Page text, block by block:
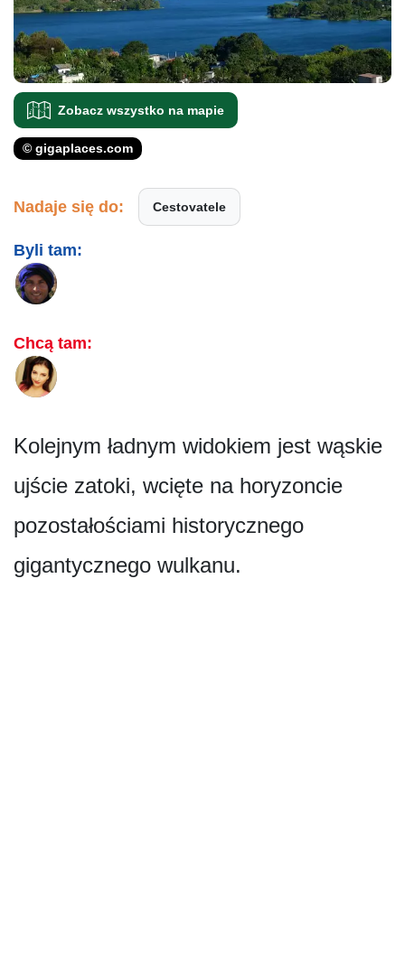
Zobacz wszystko na mapie
© gigaplaces.com
Nadaje się do: Cestovatele
Byli tam:
Chcą tam:
Kolejnym ładnym widokiem jest wąskie
ujście zatoki, wcięte na horyzoncie
pozostałościami historycznego
gigantycznego wulkanu.